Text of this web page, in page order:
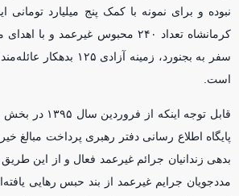
نبوده و برای نمونه با کمک پنج میلیارد
کرمانشاه تعداد ۲۴۰ محبوس غیرعمد و
سفر به بجنورد، زمینه
است.
قابل توجه اینکه
پایگاه اطلاع رسانی دفتر رهبری پرداخت مبالغ
بدهی زندانیان جرائم غیرعمد فعال و از این طریق
مددجویان جرایم غیرعمد از بند حبس رهایی